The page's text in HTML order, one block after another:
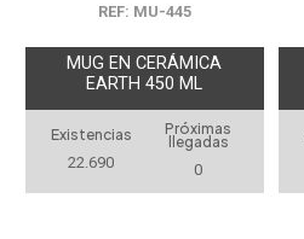
REF: MU-445
MUG EN CERÁMICA
EARTH 450 ML
Existencias
22.690
Próximas
llegadas
0